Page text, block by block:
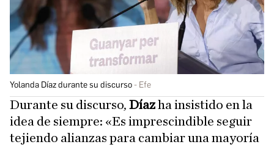
Yolanda Díaz durante su discurso Efe
Durante su discurso, Díazha insistido en la
idea de siempre: «Es imprescindible seguir
tejiendo alianzas para cambiar una mayoría